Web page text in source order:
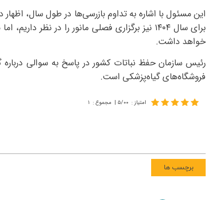
این مسئول با اشاره به تداوم بازرسی‌ها در طول سال،
برای سال ۱۴۰۴ نیز برگزاری فصلی مانور را در
خواهد داشت.
رئیس سازمان حفظ نباتات کشور در پاسخ به سوالی
فروشگاه‌های گیاه‌پزشکی است.
امتیاز : ۵/۰۰ | مجموع : ۱
برچسب ها